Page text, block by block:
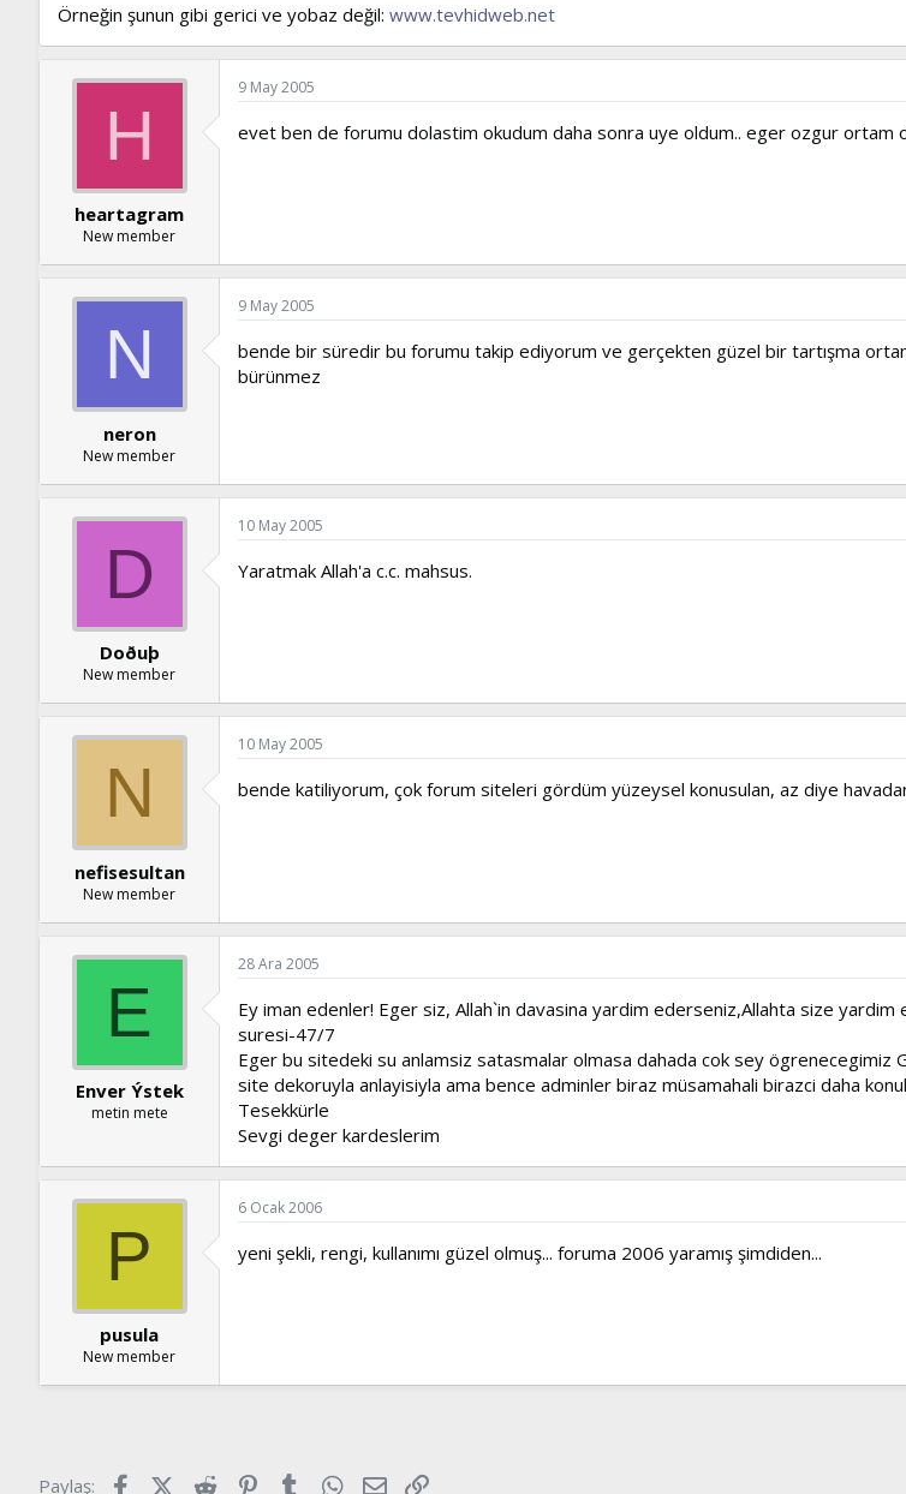
Örneğin şunun gibi gerici ve yobaz değil: www.tevhidweb.net
H
heartagram
New member
9 May 2005
evet ben de forumu dolastim okudum daha sonra uye oldum.. eger ozgur ortam
N
neron
New member
9 May 2005
bende bir süredir bu forumu takip ediyorum ve gerçekten güzel bir tartışma
bürünmez
D
Doðuþ
New member
10 May 2005
Yaratmak Allah'a c.c. mahsus.
N
nefisesultan
New member
10 May 2005
bende katiliyorum, çok forum siteleri gördüm yüzeysel konusulan, az diye
E
Enver Ýstek
metin mete
28 Ara 2005
Ey iman edenler! Eger siz, Allah`in davasina yardim ederseniz,Allahta size
suresi-47/7
Eger bu sitedeki su anlamsiz satasmalar olmasa dahada cok sey ögrenecegimiz
site dekoruyla anlayisiyla ama bence adminler biraz müsamahali birazci daha
Tesekkürle
Sevgi deger kardeslerim
P
pusula
New member
6 Ocak 2006
yeni şekli, rengi, kullanımı güzel olmuş... foruma 2006 yaramış şimdiden...
Paylaş: FacebookX (Twitter)
Reddit PinterestTumblrWhatsApp
E-posta